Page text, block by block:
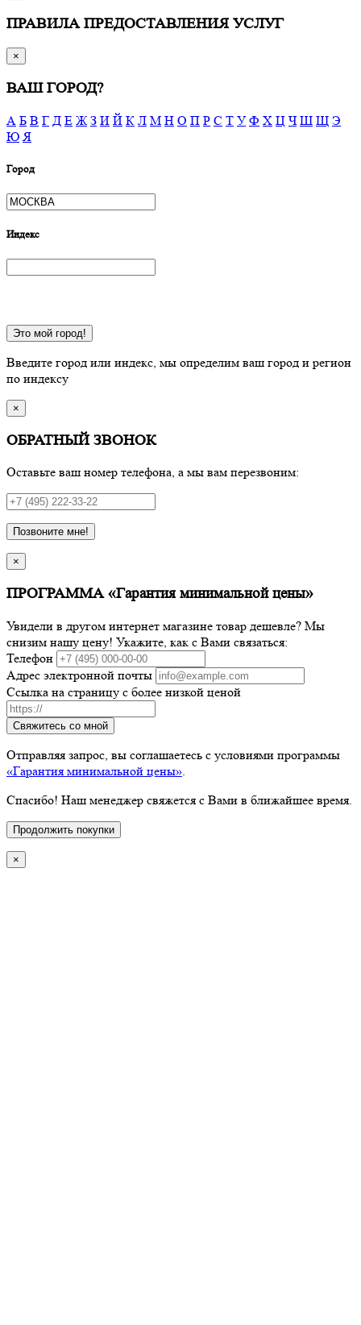
ПРАВИЛА ПРЕДОСТАВЛЕНИЯ УСЛУГ
×
ВАШ ГОРОД?
А Б В Г Д Е Ж З И Й К Л М Н О П Р С Т У Ф Х Ц Ч Ш Щ Э
Ю Я
Город
Индекс
Это мой город!
Введите город или индекс, мы определим ваш город и регион
по индексу
×
ОБРАТНЫЙ ЗВОНОК
Оставьте ваш номер телефона, а мы вам перезвоним:
Позвоните мне!
×
ПРОГРАММА «Гарантия минимальной цены»
Увидели в другом интернет магазине товар дешевле? Мы
снизим нашу цену! Укажите, как с Вами связаться:
Телефон
Адрес электронной почты
Ссылка на страницу с более низкой ценой
Свяжитесь со мной
Отправляя запрос, вы соглашаетесь с условиями программы
«Гарантия минимальной цены»
Спасибо! Наш менеджер свяжется с Вами в ближайшее время.
Продолжить покупки
×